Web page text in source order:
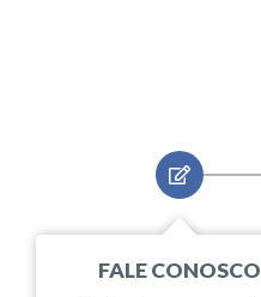
FALE CONOSCO